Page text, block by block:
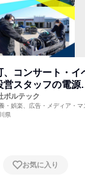
、コンサート・イ
営スタッフの電源
ボルテック
・娯楽、広告・メディア・マ
ガス・水道・エネルギー
県
お気に入り